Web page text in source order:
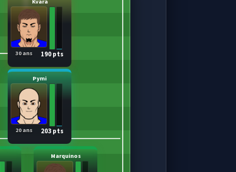
Marquinos
Pymi
203 pts
20 ans
190 pts
30 ans